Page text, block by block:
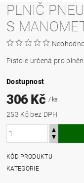
PLNIČ
S
Pistole určená pro
Dostupnost
306 Kč / ks
253 Kč bez DPH
KÓD PRODUKTU
KATEGORIE